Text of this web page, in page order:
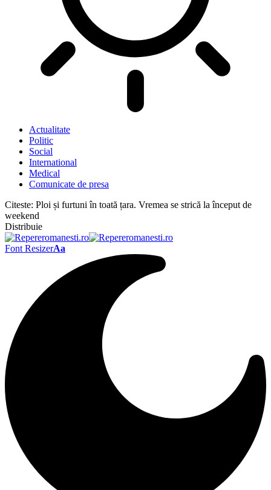
Actualitate
Politic
Social
International
Medical
Comunicate de presa
Citeste: Ploi și furtuni în toată țara. Vremea se strică la început de
weekend
Distribuie
Font ResizerAa